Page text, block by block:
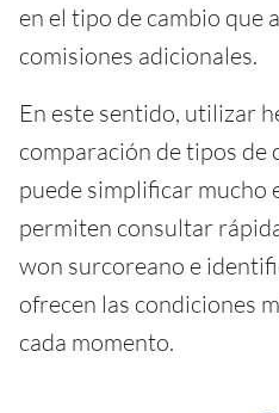
en el tipo de cambio que
comisiones adicionales.
En este sentido, utilizar
comparación de tipos de
puede simplificar mucho
permiten consultar
won surcoreano e
ofrecen las condiciones
cada momento.